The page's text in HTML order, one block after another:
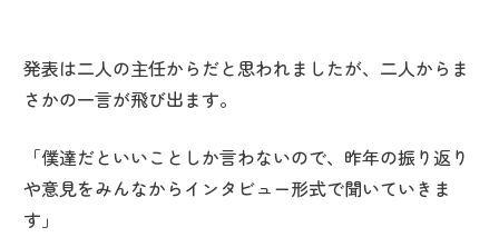
発表は二人の主任からだと思われましたが、二人からま
さかの一言が飛び出ます。
「僕達だといいことしか言わないので、昨年の振り返り
や意見をみんなからインタビュー形式で聞いていきま
す」